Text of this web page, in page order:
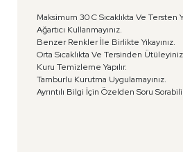
Maksimum 30 C Sıcaklıkta Ve Tersten
Ağartıcı Kullanmayınız.
Benzer Renkler İle Birlikte Yıkayınız.
Orta Sıcaklıkta Ve Tersinden
Kuru Temizleme Yapılır.
Tamburlu Kurutma Uygulamayınız.
Ayrıntılı Bilgi İçin Özelden Soru